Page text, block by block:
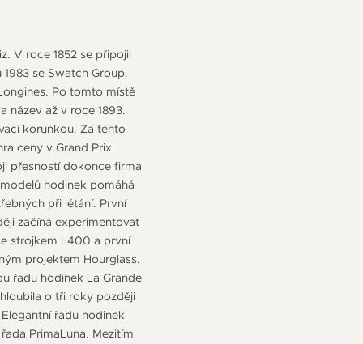
V roce 1852 se připojil
se Swatch Group.
Po tomto místě
název až v roce 1893.
korunkou. Za tento
ceny v Grand Prix
přesností dokonce firma
hodinek pomáhá
při létání. První
začíná experimentovat
strojkem L400 a první
projektem Hourglass.
řadu hodinek La Grande
o tři roky později
řadu hodinek
PrimaLuna. Mezitím